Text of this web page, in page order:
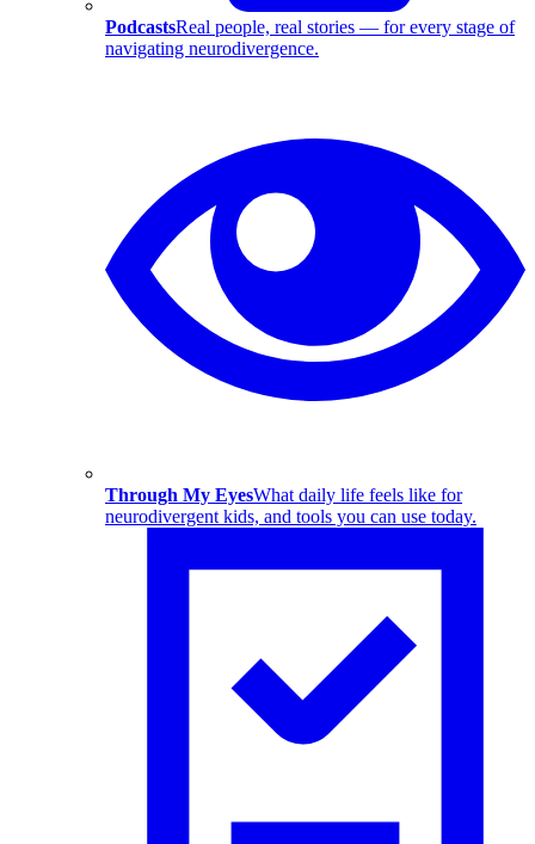
PodcastsReal people, real stories — for every stage of
navigating neurodivergence.
Through My EyesWhat daily life feels like for
neurodivergent kids, and tools you can use today.